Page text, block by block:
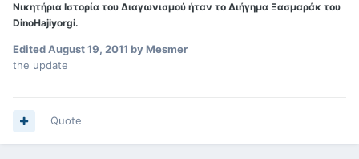
Νικητήρια Ιστορία του Διαγωνισμού ήταν το Διήγημα Ξασμαράκ του
DinoHajiyorgi.
EditedAugust 19, 2011 by Mesmer
the update
Quote